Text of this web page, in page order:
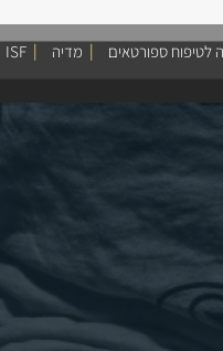
לטיפוח ספורטאים מדיה ISF